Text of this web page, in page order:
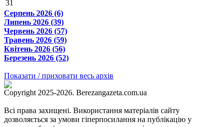
31
Серпень 2026 (6)
Липень 2026 (39)
Червень 2026 (57)
Травень 2026 (59)
Квітень 2026 (56)
Березень 2026 (52)
Показати / приховати весь архів
Copyright 2025-2026. Berezangazeta.com.ua
Всі права захищені. Використання матеріалів сайту
дозволяється за умови гіперпосилання на публікацію у